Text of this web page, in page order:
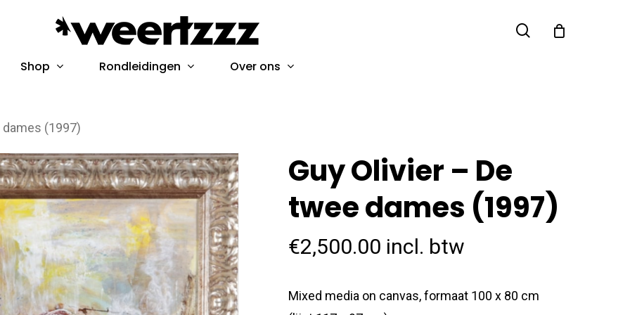
Shop Rondleidingen Over ons
dames (1997)
Guy Olivier – De
twee dames (1997)
€2,500.00 incl. btw
Mixed media on canvas, formaat 100 x 80 cm